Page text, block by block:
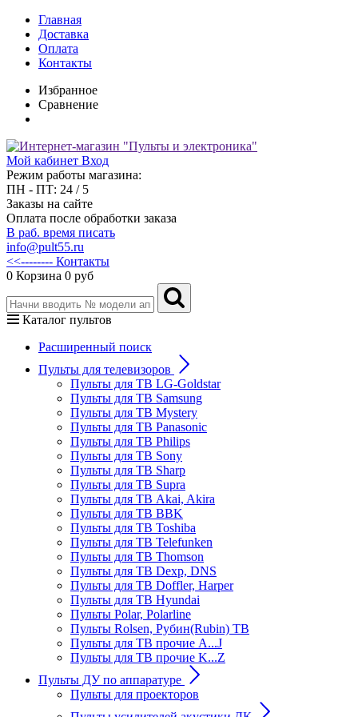
Главная
Доставка
Оплата
Контакты
Избранное
Сравнение
Мой кабинет Вход
Режим работы магазина:
ПН - ПТ: 24 / 5
Заказы на сайте
Оплата после обработки заказа
В раб. время писать
info@pult55.ru
<<-------- Контакты
0 Корзина 0 руб
Каталог пультов
Расширенный поиск
Пульты для телевизоров
Пульты для ТВ LG-Goldstar
Пульты для ТВ Samsung
Пульты для ТВ Mystery
Пульты для ТВ Panasonic
Пульты для ТВ Philips
Пульты для ТВ Sony
Пульты для ТВ Sharp
Пульты для ТВ Supra
Пульты для ТВ Akai, Akira
Пульты для ТВ BBK
Пульты для ТВ Toshiba
Пульты для ТВ Telefunken
Пульты для ТВ Thomson
Пульты для ТВ Dexp, DNS
Пульты для ТВ Doffler, Harper
Пульты для ТВ Hyundai
Пульты Polar, Polarline
Пульты Rolsen, Рубин(Rubin) ТВ
Пульты для ТВ прочие A...J
Пульты для ТВ прочие K...Z
Пульты ДУ по аппаратуре
Пульты для проекторов